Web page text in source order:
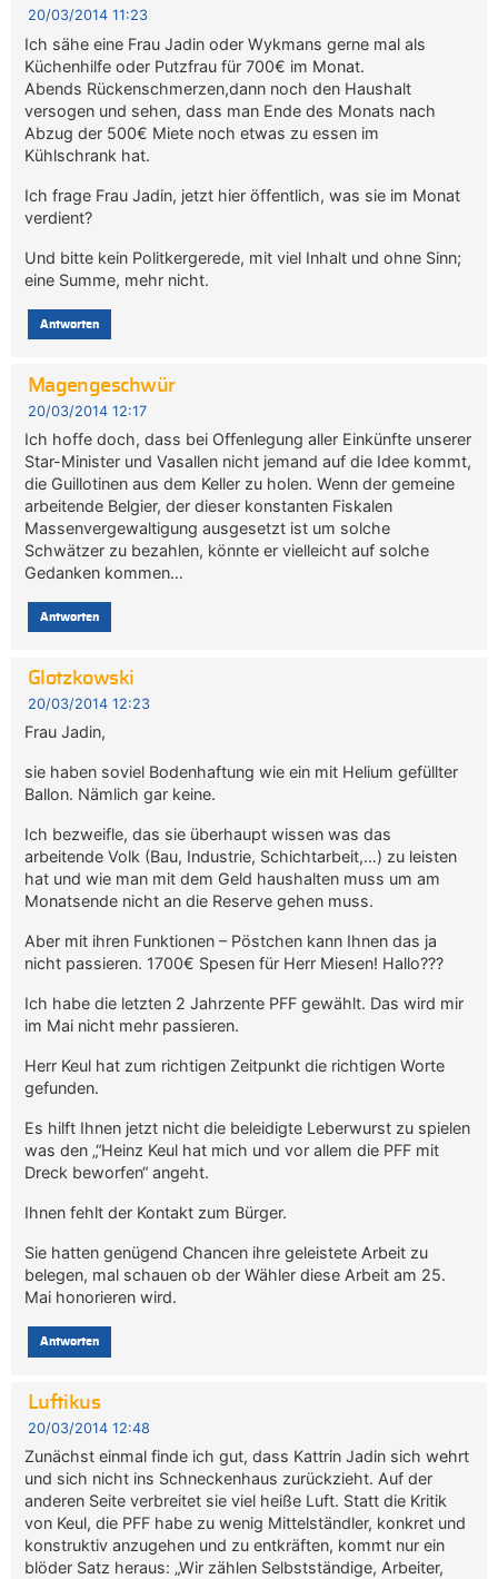
20/03/2014 11:23
Ich sähe eine Frau Jadin oder Wykmans gerne mal als
Küchenhilfe oder Putzfrau für 700€ im Monat.
Abends Rückenschmerzen,dann noch den Haushalt
versogen und sehen, dass man Ende des Monats nach
Abzug der 500€ Miete noch etwas zu essen im
Kühlschrank hat.
Ich frage Frau Jadin, jetzt hier öffentlich, was sie im Monat
verdient?
Und bitte kein Politkergerede, mit viel Inhalt und ohne Sinn;
eine Summe, mehr nicht.
Antworten
Magengeschwür
20/03/2014 12:17
Ich hoffe doch, dass bei Offenlegung aller Einkünfte unserer
Star-Minister und Vasallen nicht jemand auf die Idee kommt,
die Guillotinen aus dem Keller zu holen. Wenn der gemeine
arbeitende Belgier, der dieser konstanten Fiskalen
Massenvergewaltigung ausgesetzt ist um solche
Schwätzer zu bezahlen, könnte er vielleicht auf solche
Gedanken kommen…
Antworten
Glotzkowski
20/03/2014 12:23
Frau Jadin,
sie haben soviel Bodenhaftung wie ein mit Helium gefüllter
Ballon. Nämlich gar keine.
Ich bezweifle, das sie überhaupt wissen was das
arbeitende Volk (Bau, Industrie, Schichtarbeit,…) zu leisten
hat und wie man mit dem Geld haushalten muss um am
Monatsende nicht an die Reserve gehen muss.
Aber mit ihren Funktionen – Pöstchen kann Ihnen das ja
nicht passieren. 1700€ Spesen für Herr Miesen! Hallo???
Ich habe die letzten 2 Jahrzente PFF gewählt. Das wird mir
im Mai nicht mehr passieren.
Herr Keul hat zum richtigen Zeitpunkt die richtigen Worte
gefunden.
Es hilft Ihnen jetzt nicht die beleidigte Leberwurst zu spielen
was den „“Heinz Keul hat mich und vor allem die PFF mit
Dreck beworfen“ angeht.
Ihnen fehlt der Kontakt zum Bürger.
Sie hatten genügend Chancen ihre geleistete Arbeit zu
belegen, mal schauen ob der Wähler diese Arbeit am 25.
Mai honorieren wird.
Antworten
Luftikus
20/03/2014 12:48
Zunächst einmal finde ich gut, dass Kattrin Jadin sich wehrt
und sich nicht ins Schneckenhaus zurückzieht. Auf der
anderen Seite verbreitet sie viel heiße Luft. Statt die Kritik
von Keul, die PFF habe zu wenig Mittelständler, konkret und
konstruktiv anzugehen und zu entkräften, kommt nur ein
blöder Satz heraus: „Wir zählen Selbstständige, Arbeiter,